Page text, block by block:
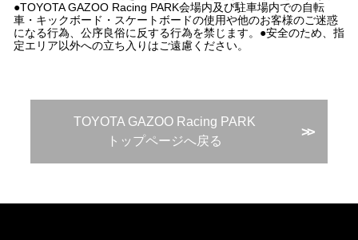
●TOYOTA GAZOO Racing PARK会場内及び駐車場内での自転
車・キックボード・スケートボードの使用や他のお客様のご迷惑
になる行為、公序良俗に反する行為を禁じます。●安全のため、指
定エリア以外への立ち入りはご遠慮ください。
TOYOTA GAZOO Racing PARK
トップページへ戻る
>>